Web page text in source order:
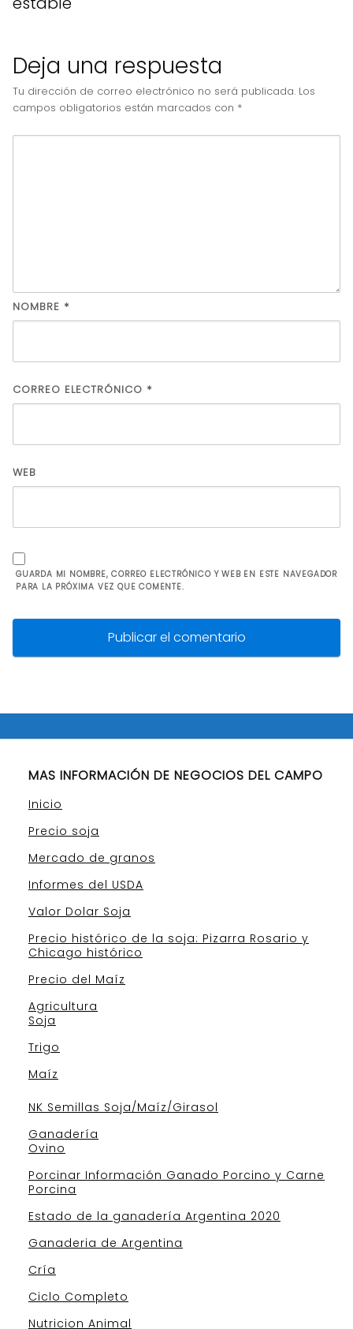
Deja una respuesta
Tu dirección de correo electrónico no será publicada. Los
campos obligatorios están marcados con *
NOMBRE *
CORREO ELECTRÓNICO *
WEB
GUARDA MI NOMBRE, CORREO ELECTRÓNICO Y WEB EN ESTE NAVEGADOR
PARA LA PRÓXIMA VEZ QUE COMENTE.
MAS INFORMACIÓN DE NEGOCIOS DEL CAMPO
Inicio
Precio soja
Mercado de granos
Informes del USDA
Valor Dolar Soja
Precio histórico de la soja: Pizarra Rosario y
Chicago histórico
Precio del Maíz
Agricultura
Soja
Trigo
Maíz
NK Semillas Soja/Maíz/Girasol
Ganadería
Ovino
Porcinar Información Ganado Porcino y Carne
Porcina
Estado de la ganadería Argentina 2020
Ganaderia de Argentina
Cría
Ciclo Completo
Nutricion Animal